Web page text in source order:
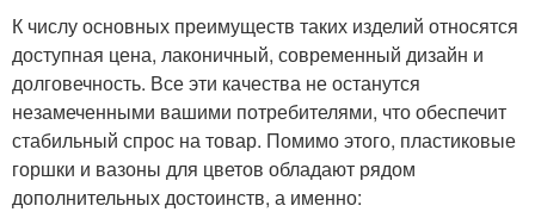
К числу основных преимуществ таких изделий относятся
доступная цена, лаконичный, современный дизайн и
долговечность. Все эти качества не останутся
незамеченными вашими потребителями, что обеспечит
стабильный спрос на товар. Помимо этого, пластиковые
горшки и вазоны для цветов обладают рядом
дополнительных достоинств, а именно: